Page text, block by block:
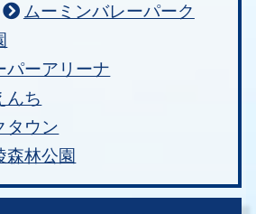
ムーミンバレーパーク
パーアリーナ
んち
タウン
森林公園